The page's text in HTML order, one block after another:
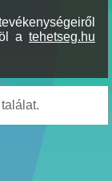
a tehetseg.hu